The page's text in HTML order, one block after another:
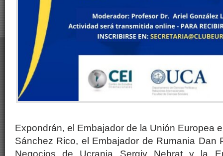
Expondrán, el Embajador de la Unión Europea
Sánchez Rico, el Embajador de Rumania Dan
Negocios de Ucrania Sergiy Nebrat y la